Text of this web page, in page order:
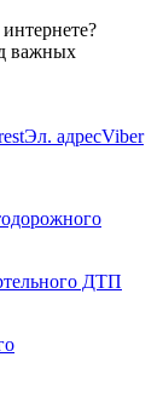
важных
Эл. адресViber
ДТП